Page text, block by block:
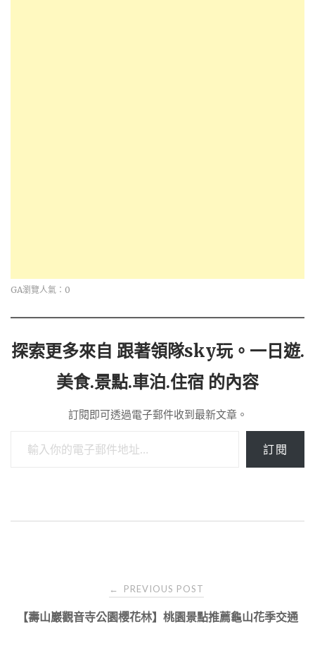
GA瀏覽人氣：0
探索更多來自 跟著領隊sky玩。一日遊.
美食.景點.車泊.住宿 的內容
訂閱即可透過電子郵件收到最新文章。
訂閱
navigation
← PREVIOUS POST
【壽山巖觀音寺公園櫻花林】桃園景點推薦龜山花季交通